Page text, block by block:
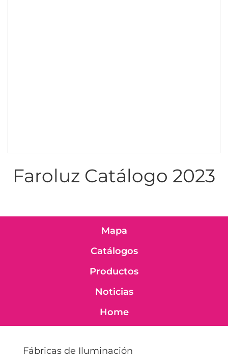
Faroluz Catálogo 2023
Mapa
Catálogos
Productos
Noticias
Home
Fábricas de Iluminación